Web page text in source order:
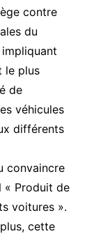
contre
du
impliquant
le plus
de
véhicules
différents
convaincre
« Produit de
voitures ».
cette